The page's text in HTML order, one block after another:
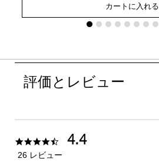
カートに入れる
評価とレビュー
4.44.4
26 レビュー